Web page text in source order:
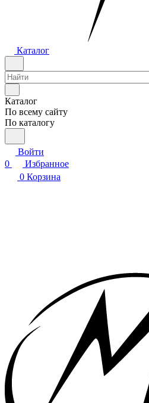
Каталог
Каталог
По всему сайту
По каталогу
Войти
0
Избранное
0 Корзина